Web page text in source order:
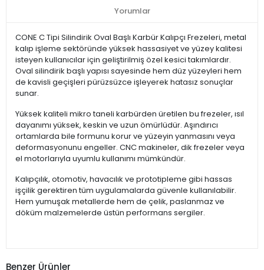
Yorumlar
CONE C Tipi Silindirik Oval Başlı Karbür Kalıpçı Frezeleri, metal
kalıp işleme sektöründe yüksek hassasiyet ve yüzey kalitesi
isteyen kullanıcılar için geliştirilmiş özel kesici takımlardır.
Oval silindirik başlı yapısı sayesinde hem düz yüzeyleri hem
de kavisli geçişleri pürüzsüzce işleyerek hatasız sonuçlar
sunar.
Yüksek kaliteli mikro taneli karbürden üretilen bu frezeler, ısıl
dayanımı yüksek, keskin ve uzun ömürlüdür. Aşındırıcı
ortamlarda bile formunu korur ve yüzeyin yanmasını veya
deformasyonunu engeller. CNC makineler, dik frezeler veya
el motorlarıyla uyumlu kullanımı mümkündür.
Kalıpçılık, otomotiv, havacılık ve prototipleme gibi hassas
işçilik gerektiren tüm uygulamalarda güvenle kullanılabilir.
Hem yumuşak metallerde hem de çelik, paslanmaz ve
döküm malzemelerde üstün performans sergiler.
Benzer Ürünler